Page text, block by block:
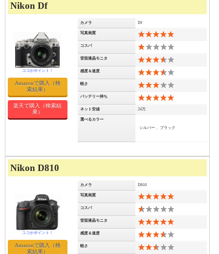
Nikon Df
カメラ Df
写真画質
コスパ
背面液晶モニタ
感度＆速度
軽さ
バッテリー持ち
ネット安値 24万
選べるカラー
シルバー 、ブラック
Amazonで購入（検
索結果）
楽天で購入（検索結
果）
Nikon D810
カメラ D810
写真画質
コスパ
背面液晶モニタ
感度＆速度
軽さ
Amazonで購入（検
索結果）